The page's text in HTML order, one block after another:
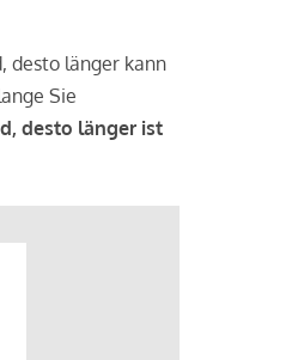
desto länger kann
Sie
desto länger ist